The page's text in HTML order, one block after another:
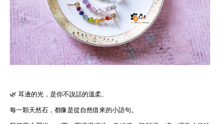
🌿 耳邊的光，是你不說話的溫柔。
每一顆天然石，都像是從自然借來的小語句。